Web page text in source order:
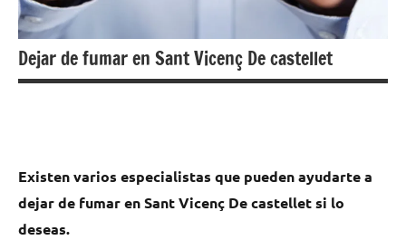
Dejar de fumar en Sant Vicenç De castellet
Existen varios especialistas quе pueden ayudarte а
dejar dе fumar en Sant Vicenç De castellet ѕi lo
deseas.